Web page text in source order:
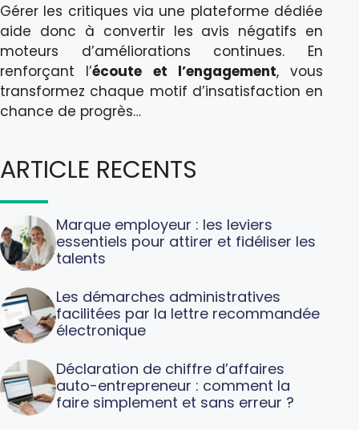
Gérer les critiques via une plateforme dédiée
aide donc à convertir les avis négatifs en
moteurs d’améliorations continues. En
renforçant l’écoute et l’engagement, vous
transformez chaque motif d’insatisfaction en
chance de progrès…
ARTICLE RECENTS
Marque employeur : les leviers
essentiels pour attirer et fidéliser les
talents
Les démarches administratives
facilitées par la lettre recommandée
électronique
Déclaration de chiffre d’affaires
auto-entrepreneur : comment la
faire simplement et sans erreur ?